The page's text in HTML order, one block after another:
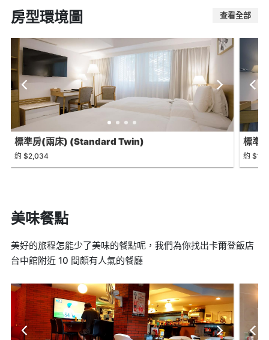
房型環境圖 查看全部
標準房(兩床) (Standard Twin)
約 $2,034
標準
約
美味餐點
美好的旅程怎能少了美味的餐點呢，我們為你找出卡爾登飯店
台中館附近 10 間頗有人氣的餐廳